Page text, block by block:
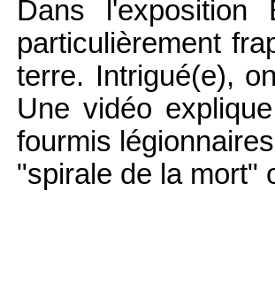
Dans
particulièrement
terre. Intrigué(e),
Une vidéo
fourmis
"spirale de la mort"